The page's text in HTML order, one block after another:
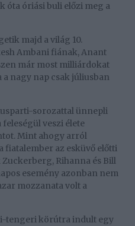
óta óriási buli előzi meg a
majd a világ 10.
Ambani fiának, Anant
már most milliárdokat
nagy nap csak júliusban
sorozattal ünnepli
veszi élete
Mint ahogy arról
fiatalember az esküvő előtti
Rihanna és Bill
esemény azonban nem
mozzanata volt a
tengeri körútra indult egy